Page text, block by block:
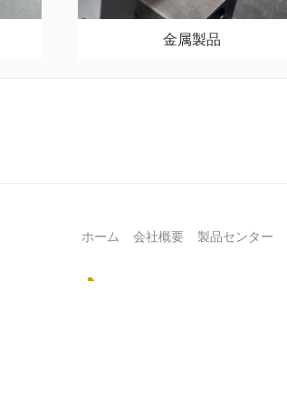
金属製品
ホーム 会社概要 製品センター